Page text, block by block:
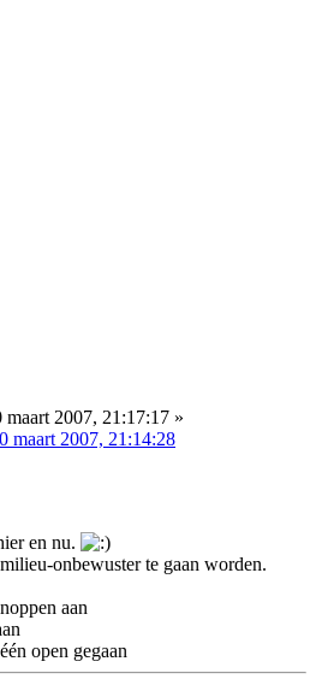
maart 2007, 21:17:17 »
maart 2007, 21:14:28
en nu.
onbewuster te gaan worden.
aan
open gegaan